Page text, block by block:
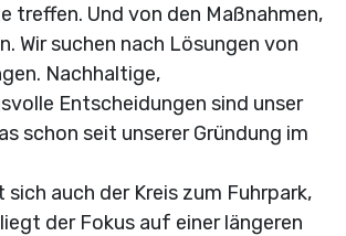
treffen. Und von den Maßnahmen,
Wir suchen nach Lösungen von
Nachhaltige,
Entscheidungen sind unser
schon seit unserer Gründung im
sich auch der Kreis zum Fuhrpark,
der Fokus auf einer längeren